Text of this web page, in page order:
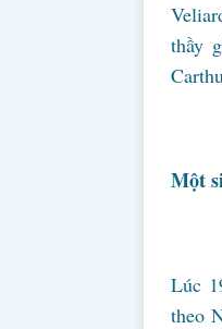
thầy
Một
Lúc
theo